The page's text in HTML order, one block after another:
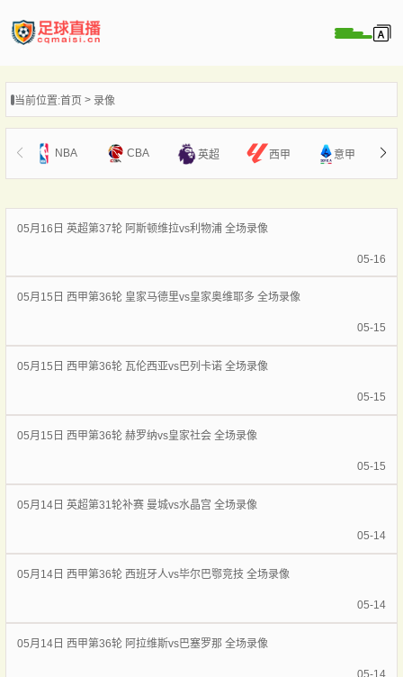
播
像
当前位置:首页 录像
NBA CBA 英超 西甲 意甲
05月16日 英超第37轮 阿斯顿维拉vs利物浦 全场录像
05-16
05月15日 西甲第36轮 皇家马德里vs皇家奥维耶多 全场录像
05-15
05月15日 西甲第36轮 瓦伦西亚vs巴列卡诺 全场录像
05-15
05月15日 西甲第36轮 赫罗纳vs皇家社会 全场录像
05-15
05月14日 英超第31轮补赛 曼城vs水晶宫 全场录像
05-14
05月14日 西甲第36轮 西班牙人vs毕尔巴鄂竞技 全场录像
05-14
05月14日 西甲第36轮 阿拉维斯vs巴塞罗那 全场录像
05-14